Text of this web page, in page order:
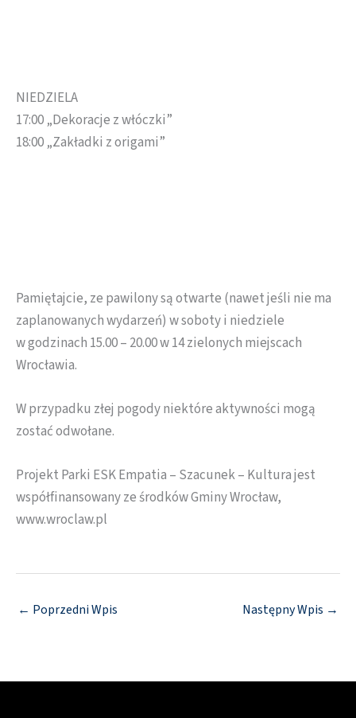
NIEDZIELA
17:00 „Dekoracje z włóczki”
18:00 „Zakładki z origami”
Pamiętajcie, ze pawilony są otwarte (nawet jeśli nie ma
zaplanowanych wydarzeń) w soboty i niedziele
w godzinach 15.00 – 20.00 w 14 zielonych miejscach
Wrocławia.
W przypadku złej pogody niektóre aktywności mogą
zostać odwołane.
Projekt Parki ESK Empatia – Szacunek – Kultura jest
współfinansowany ze środków Gminy Wrocław,
www.wroclaw.pl
← Poprzedni Wpis Następny Wpis →